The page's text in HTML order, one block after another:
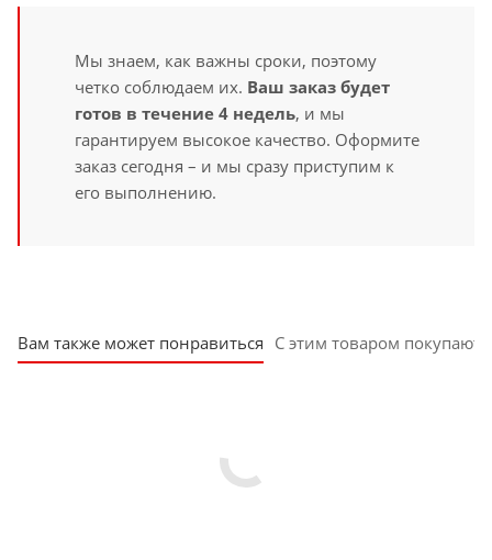
Мы знаем, как важны сроки, поэтому
четко соблюдаем их. Ваш заказ будет
готов в течение 4 недель, и мы
гарантируем высокое качество. Оформите
заказ сегодня – и мы сразу приступим к
его выполнению.
Вам также может понравиться С этим товаром покупают